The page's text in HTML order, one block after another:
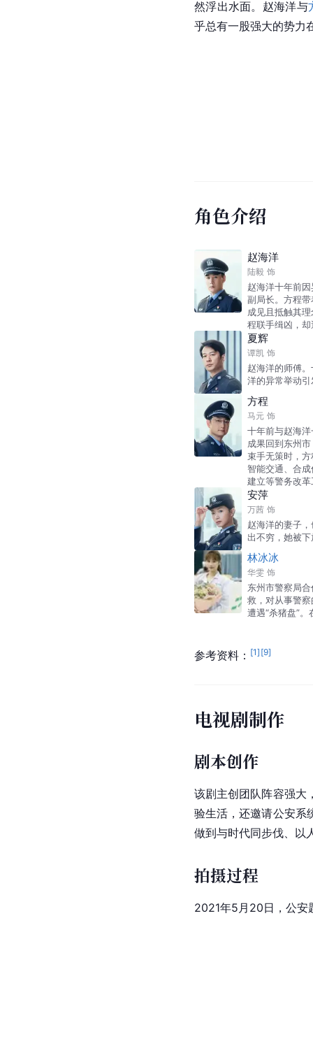
然浮出水面。赵海洋与
乎总有一股强大的势力
角色介绍
赵海洋
陆毅 饰
赵海洋十年前
副局长。方程
成见且抵触其
程联手缉凶，
夏辉
谭凯 饰
赵海洋的师傅
洋的异常举动
方程
马元 饰
十年前与赵海
成果回到东州
束手无策时，
智能交通、合
建立等警务改革
安萍
万茜 饰
赵海洋的妻子
出不穷，她被
林冰冰
华雯 饰
东州市警察局
救，对从事警
遭遇“杀猪盘”
参考资料： [1] [9]
电视剧制作
剧本创作
该剧主创团队阵容强大
验生活，还邀请公安系
做到与时代同步伐、以
拍摄过程
2021年5月20日，公安